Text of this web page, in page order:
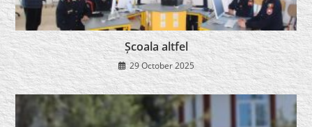
Școala altfel
29 October 2025